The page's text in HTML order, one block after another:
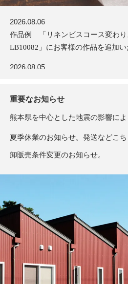
NEWS
2026.08.06
作品例 「リネンビスコース変わり
LB10082」にお客様の作品を追加い
2026.08.05
2026.07.31
TL10081」を発売いたしました。
→ 過去のNEWS一覧はこちら
重要なお知らせ
熊本県を中心とした地震の影響に
夏季休業のお知らせ。発送などこち
卸販売条件変更のお知らせ。
詐欺サイトにご注意ください。